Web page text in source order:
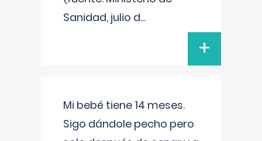
Sanidad, julio d...
+
Mi bebé tiene 14 meses.
Sigo dándole pecho pero